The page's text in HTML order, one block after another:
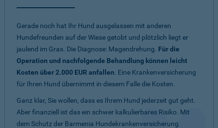
Gerade noch hat Ihr Hund ausgelassen mit anderen
Hundefreunden auf der Wiese getobt und plötzlich liegt er
jaulend im Gras. Die Diagnose: Magendrehung. Für die
Operation und nachfolgende Behandlung können leicht
Kosten über 2.000 EUR anfallen. Eine Krankenversicherung
für Ihren Hund übernimmt in diesem Falle die Kosten.
Ganz klar, Sie wollen, dass es Ihrem Hund jederzeit gut geht.
Aber finanziell ist das ein schwer kalkulierbares Risiko. Mit
dem Schutz der Barmenia Hundekrankenversicherung